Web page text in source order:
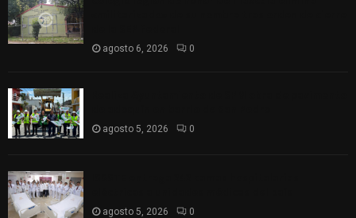
agosto 6, 2026 0
agosto 5, 2026 0
agosto 5, 2026 0